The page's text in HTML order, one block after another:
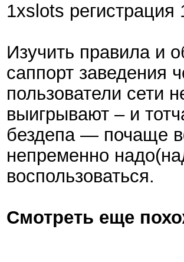
1xslots
Изучить правила и
саппорт заведения
пользователи сети
выигрывают – и
бездепа — почаще
непременно
воспользоваться.
Смотреть еще